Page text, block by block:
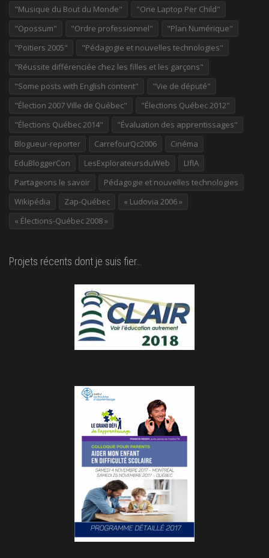
"Musique du Bout du Monde"
"One Laptop Per Child"
"Opossum"
"Ordre professionnel"
"Plan Numérique"
"Poitiers 2005"
"Pédagogie et nouvelles technologies"
"Réussite différenciée chez les filles et les garçons"
"Some posts with English content"
"Vie de député"
"Élection 2007 Ville de Québec"
"Élections Québec 2012"
"Élections Québec 2014"
"Évaluation des apprentissages"
Blogueur-reporter
CarrefourQc2006
Cinéma
EduBloggerCon
LesExplorateursduWeb
LIfIA
Partageons le savoir
Pédagogie et nouvelles technologies
Wikipédia
Zap-Québec
« Ludovia 2006 »
« Élections-Québec 2008 »
Projets récents dont je suis fier…